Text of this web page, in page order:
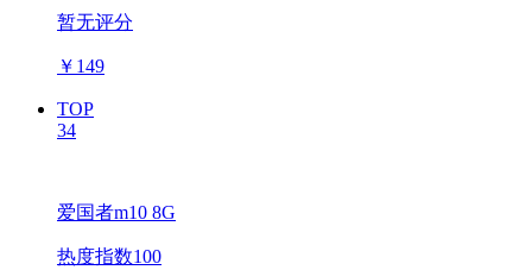
暂无评分
￥ 149
TOP
34
爱国者m10 8G
热度指数100